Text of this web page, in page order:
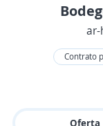
ar-
Contrato
Oferta